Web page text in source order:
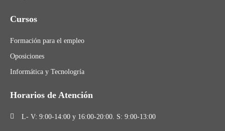
Cursos
Formación para el empleo
Oposiciones
Informática y Tecnologría
Horarios de Atención
L- V: 9:00-14:00 y 16:00-20:00. S: 9:00-13:00